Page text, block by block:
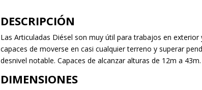
DESCRIPCIÓN
Las Articuladas Diésel son muy útil para trabajos en exterior
capaces de moverse en casi cualquier terreno y superar
desnivel notable. Capaces de alcanzar alturas de 12m a 43m.
DIMENSIONES